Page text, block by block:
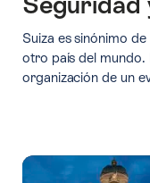
Suiza es sinónimo
otro país del mundo.
organización de un